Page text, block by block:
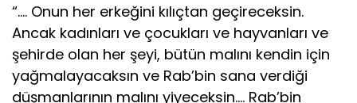
“…. Onun her erkeğini kılıçtan geçireceksin.
Ancak kadınları ve çocukları ve hayvanları ve
şehirde olan her şeyi, bütün malını kendin için
yağmalayacaksın ve Rab’bin sana verdiği
düşmanlarının malını yiyeceksin…. Rab’bin